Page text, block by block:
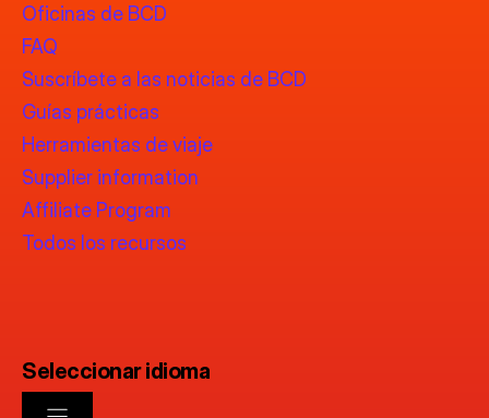
Oficinas de BCD
FAQ
Suscríbete a las noticias de BCD
Guías prácticas
Herramientas de viaje
Supplier information
Affiliate Program
Todos los recursos
Seleccionar idioma